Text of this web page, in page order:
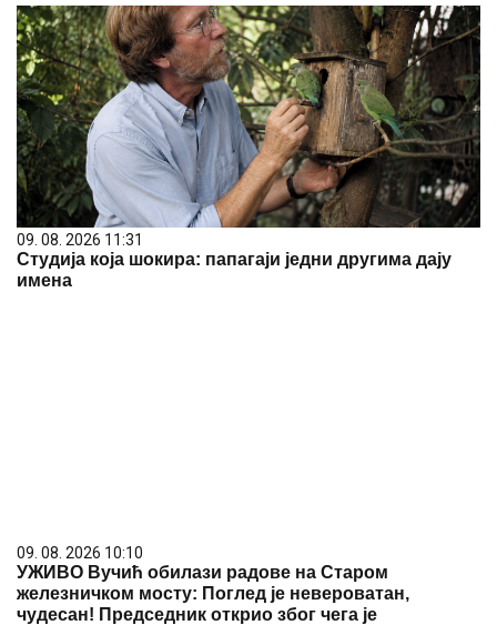
09. 08. 2026 11:31
Студија која шокира: папагаји једни другима дају
имена
09. 08. 2026 10:10
УЖИВО Вучић обилази радове на Старом
железничком мосту: Поглед је невероватан,
чудесан! Председник открио због чега је